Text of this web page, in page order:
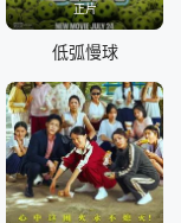
正片
低弧慢球